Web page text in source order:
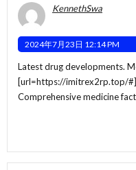
KennethSwa
2024年7月23日 12:14 PM
Latest drug developments.
[url=https://imitrex2rp.top/
Comprehensive medicine